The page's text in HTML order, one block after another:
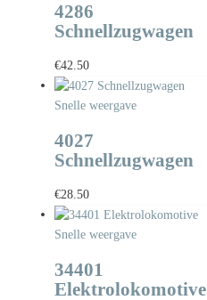
4286
Schnellzugwagen
€42.50
Snelle weergave
4027
Schnellzugwagen
€28.50
Snelle weergave
34401
Elektrolokomotive